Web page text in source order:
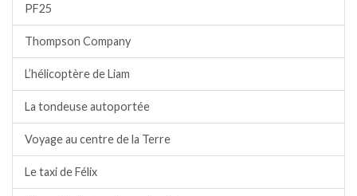
PF25
Thompson Company
L’hélicoptère de Liam
La tondeuse autoportée
Voyage au centre de la Terre
Le taxi de Félix